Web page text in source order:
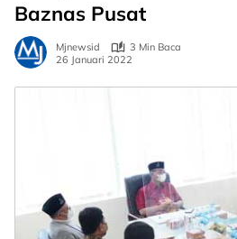
Baznas Pusat
Mjnewsid
3 Min Baca
26 Januari 2022